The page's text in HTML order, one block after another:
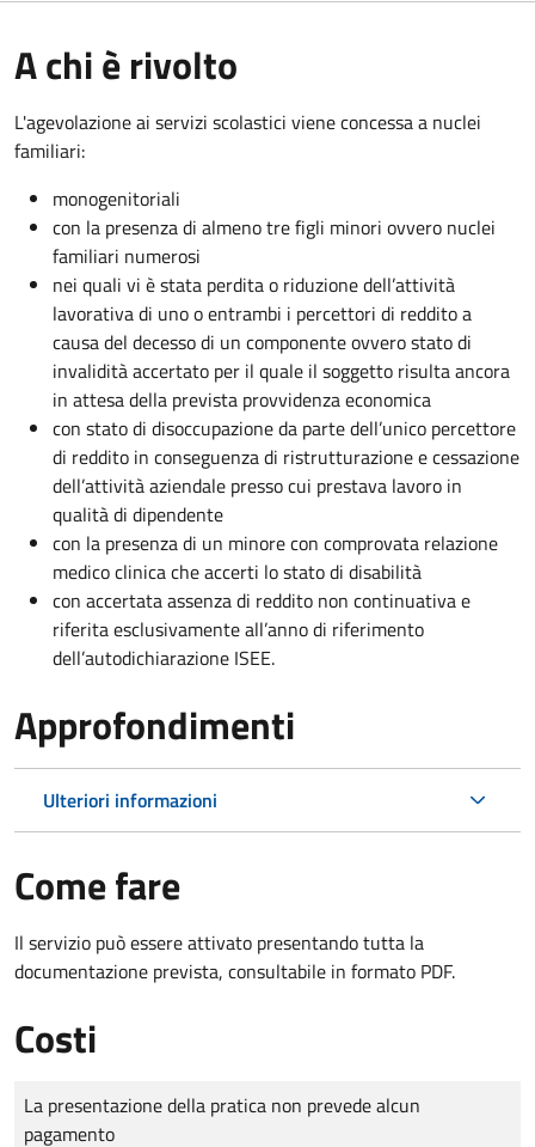
A chi è rivolto
L'agevolazione ai servizi scolastici viene concessa a nuclei
familiari:
monogenitoriali
con la presenza di almeno tre figli minori ovvero nuclei
familiari numerosi
nei quali vi è stata perdita o riduzione dell’attività
lavorativa di uno o entrambi i percettori di reddito a
causa del decesso di un componente ovvero stato di
invalidità accertato per il quale il soggetto risulta ancora
in attesa della prevista provvidenza economica
con stato di disoccupazione da parte dell’unico percettore
di reddito in conseguenza di ristrutturazione e cessazione
dell’attività aziendale presso cui prestava lavoro in
qualità di dipendente
con la presenza di un minore con comprovata relazione
medico clinica che accerti lo stato di disabilità
con accertata assenza di reddito non continuativa e
riferita esclusivamente all’anno di riferimento
dell’autodichiarazione ISEE.
Approfondimenti
Ulteriori informazioni
Come fare
Il servizio può essere attivato presentando tutta la
documentazione prevista, consultabile in formato PDF.
Costi
Tipo di pagamento
Importo
La presentazione della pratica non prevede alcun
pagamento